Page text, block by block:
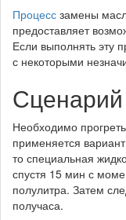
Процесс замены
предоставляет
Если выполнять эту
с некоторыми
Необходимо
применяется
то специальная
спустя 15 мин с
полулитра. Затем
получаса.